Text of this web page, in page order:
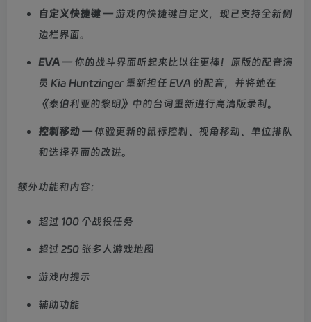
自定义快捷键— 游戏内快捷键自定义，现已支持全新侧
边栏界面。
EVA— 你的战斗界面听起来比以往更棒！原版的配音演
员 Kia Huntzinger 重新担任 EVA 的配音，并将她在
《泰伯利亚的黎明》中的台词重新进行高清版录制。
控制移动— 体验更新的鼠标控制、视角移动、单位排队
和选择界面的改进。
额外功能和内容：
超过 100 个战役任务
超过 250 张多人游戏地图
游戏内提示
辅助功能